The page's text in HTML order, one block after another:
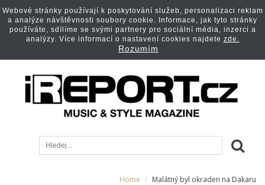
Home Malátný byl okraden na Dakaru
Webové stránky používají k poskytování služeb, personalizaci reklam
a analýze návštěvnosti soubory cookie. Informace, jak tyto stránky
používáte, sdílíme se svými partnery pro sociální média, inzerci a
analýzy. Více informací o nastavení cookies najdete zde.
Rozumím